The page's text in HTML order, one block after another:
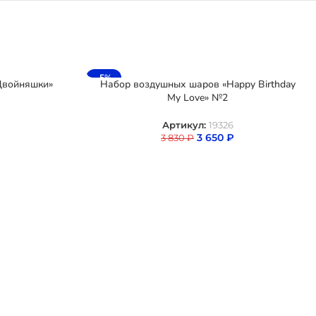
-5%
Набор воздушных шаров «Happy Birthday
My Love» №2
Артикул: 19326
3 830₽ 3 650 ₽